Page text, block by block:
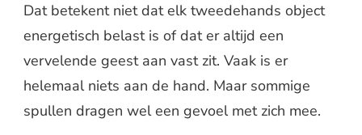
Dat betekent niet dat elk tweedehands object
energetisch belast is of dat er altijd een
vervelende geest aan vast zit. Vaak is er
helemaal niets aan de hand. Maar sommige
spullen dragen wel een gevoel met zich mee.